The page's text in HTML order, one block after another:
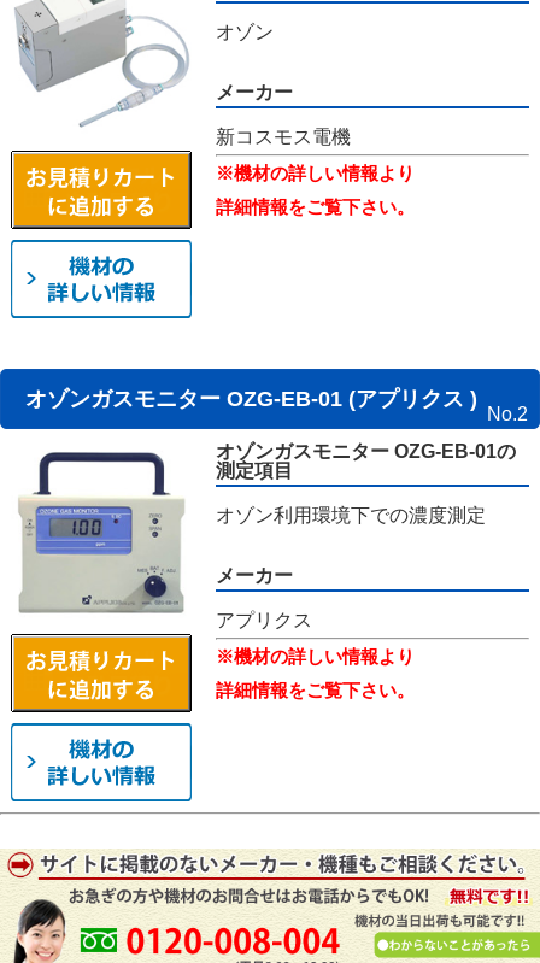
オゾン
メーカー
新コスモス電機
※機材の詳しい情報より
詳細情報をご覧下さい。
オゾンガスモニター OZG-EB-01 (アプリクス )
No.2
オゾンガスモニター OZG-EB-01の
測定項目
オゾン利用環境下での濃度測定
メーカー
アプリクス
※機材の詳しい情報より
詳細情報をご覧下さい。